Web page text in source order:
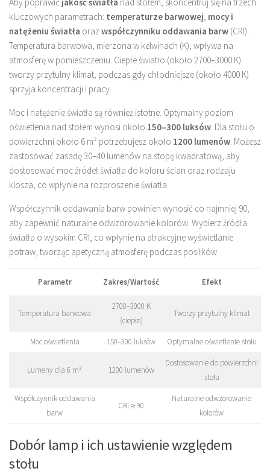
kluczowych parametrach: temperaturze barwowej mocy i
natężeniu światła oraz współczynniku oddawania barw (CRI).
Temperatura barwowa, mierzona w kelwinach (K), wpływa na
atmosferę w pomieszczeniu. Ciepłe światło (około 2700–3000 K)
tworzy przytulny klimat, podczas gdy chłodniejsze (około 4000 K)
sprzyja koncentracji i pracy.
Moc i natężenie światła są również istotne. Optymalny poziom
oświetlenia nad stołem wynosi około 150–300 luksów . Dla stołu o
powierzchni około 6 m² potrzebujesz około 1200 lumenów . Możesz
zastosować zasadę 30–40 lumenów na stopę kwadratową, aby
dostosować moc źródeł światła do koloru ścian oraz rodzaju
klosza, co wpłynie na rozproszenie światła.
Współczynnik oddawania barw powinien wynosić co najmniej 90,
aby zapewnić naturalne odwzorowanie kolorów. Wybierz źródła
światła o wysokim CRI, co wpłynie na atrakcyjne wyświetlanie
potraw, tworząc apetyczną atmosferę podczas posiłków.
Parametr Zakres/Wartość Efekt
Temperatura barwowa
2700–3000 K
(ciepłe)
Tworzy przytulny klimat
Moc oświetlenia 150–300 luksów Optymalne oświetlenie stołu
Lumeny dla 6 m² 1200 lumenów
Dostosowanie do powierzchni
stołu
Współczynnik oddawania
barw
CRI ≥ 90
Naturalne odwzorowanie
kolorów
Dobór lamp i ich ustawienie względem
stołu